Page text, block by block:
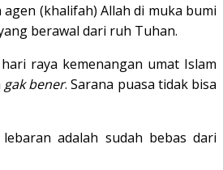
(khalifah) Allah di muka bumi
berawal dari ruh Tuhan.
raya kemenangan umat Islam
gak bener. Sarana puasa tidak bisa
lebaran adalah sudah bebas dari